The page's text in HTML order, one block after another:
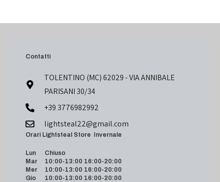
Contatti
TOLENTINO (MC) 62029 - VIA ANNIBALE
PARISANI 30/34
+39 3776982992
lightsteal22@gmail.com
Orari Lightsteal Store Invernale
Lun Chiuso
Mar 10:00-13:00 16:00-20:00
Mer 10:00-13:00 16:00-20:00
Gio 10:00-13:00 16:00-20:00